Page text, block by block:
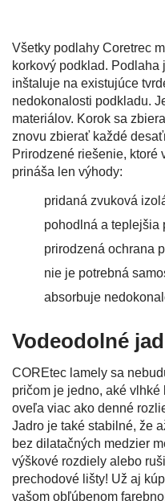
Všetky podlahy Coretrec
korkový podklad.
inštaluje na existujúce
nedokonalosti podkladu.
materiálov. Korok sa
znovu zbierať každé
Prirodzené riešenie, ktoré
prináša len výhody:
pridaná zvuková
pohodlná a teplejšia
prirodzená ochrana
nie je potrebná
absorbuje
Vodeodolné
COREtec lamely sa
pričom je jedno, aké
oveľa viac ako denné
Jadro je také stabilné, že
bez dilatačných medzier
výškové rozdiely alebo
prechodové lišty! Už aj
vašom obľúbenom